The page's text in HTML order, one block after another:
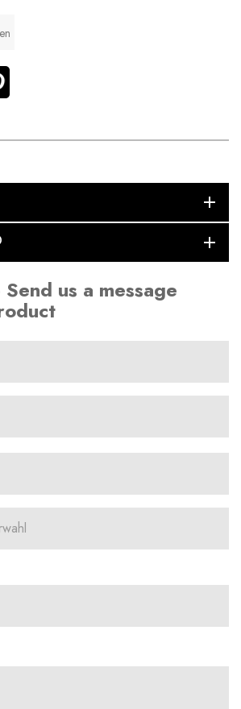
add
add
Send us a message